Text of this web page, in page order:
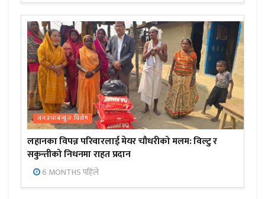
जनप्रभाबन्युज विशेष
लहानका विपन्न परिवारलाई मेयर चौधरीको मलम: विल्टु र
सकुन्तीको निधनमा राहत प्रदान
6 MONTHS पहिले